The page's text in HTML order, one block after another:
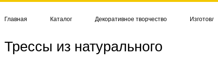
Главная Каталог Декоративное творчество
Трессы из натурального